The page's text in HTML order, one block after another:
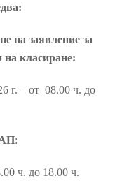
на заявление за
на класиране:
г. – от 08.00 ч. до
:
ч. до 18.00 ч.